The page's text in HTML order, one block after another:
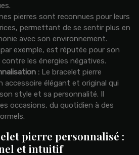
pierres sont reconnues pour leurs
permettant de se sentir plus en
avec son environnement.
par exemple, est réputée pour son
les énergies négatives.
: Le bracelet pierre
accessoire élégant et original qui
style et sa personnalité. Il
occasions, du quotidien à des
pierre personnalisé :
et intuitif